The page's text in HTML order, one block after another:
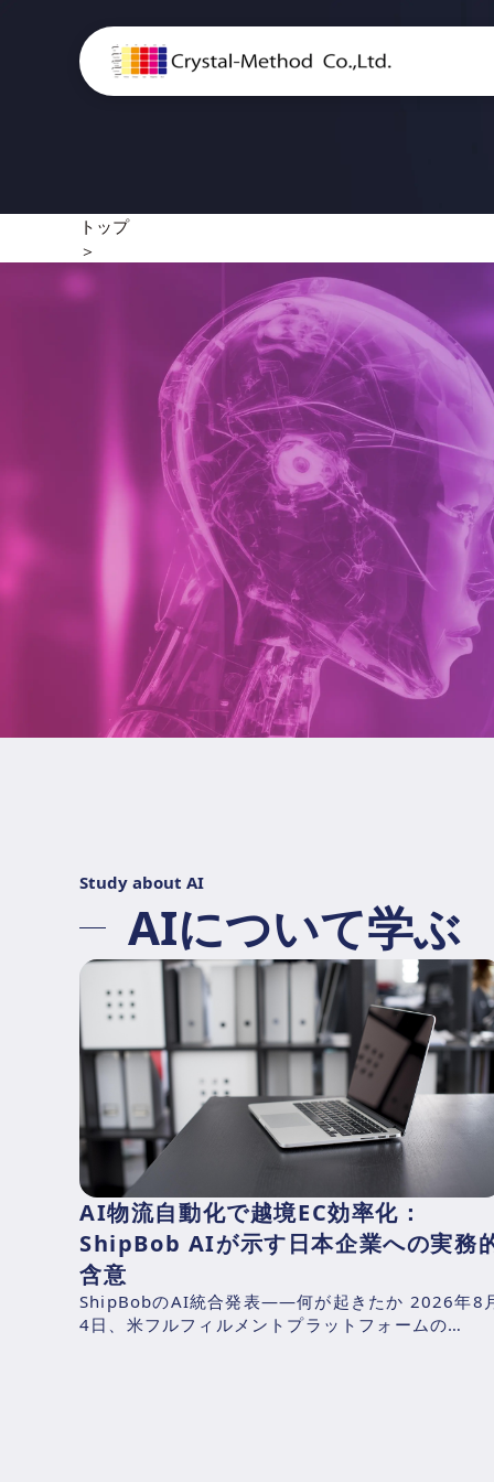
トップ
＞
Study about AI
AIについて学ぶ
AI物流自動化で越境EC効率化：
ShipBob AIが示す日本企業への実務
含意
ShipBobのAI統合発表——何が起きたか 2026年8
4日、米フルフィルメントプラットフォームの